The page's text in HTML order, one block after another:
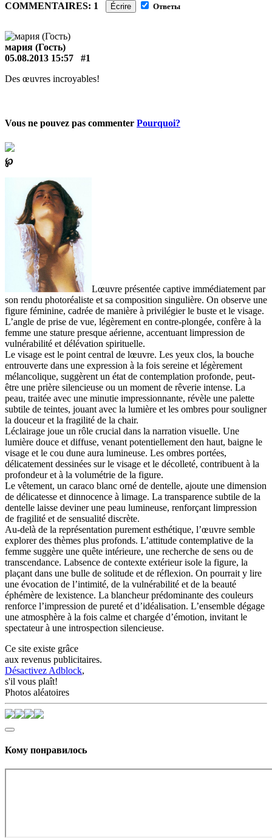
COMMENTAIRES: 1 Écrire Ответы
мария (Гость)
05.08.2013 15:57
#1
Des œuvres incroyables!
Vous ne pouvez pas commenter Pourquoi?
℘
Lœuvre présentée captive immédiatement par
son rendu photoréaliste et sa composition singulière. On observe une
figure féminine, cadrée de manière à privilégier le buste et le visage.
L’angle de prise de vue, légèrement en contre-plongée, confère à la
femme une stature presque aérienne, accentuant limpression de
vulnérabilité et délévation spirituelle.
Le visage est le point central de lœuvre. Les yeux clos, la bouche
entrouverte dans une expression à la fois sereine et légèrement
mélancolique, suggèrent un état de contemplation profonde, peut-
être une prière silencieuse ou un moment de rêverie intense. La
peau, traitée avec une minutie impressionnante, révèle une palette
subtile de teintes, jouant avec la lumière et les ombres pour souligner
la douceur et la fragilité de la chair.
Léclairage joue un rôle crucial dans la narration visuelle. Une
lumière douce et diffuse, venant potentiellement den haut, baigne le
visage et le cou dune aura lumineuse. Les ombres portées,
délicatement dessinées sur le visage et le décolleté, contribuent à la
profondeur et à la volumétrie de la figure.
Le vêtement, un caraco blanc orné de dentelle, ajoute une dimension
de délicatesse et dinnocence à limage. La transparence subtile de la
dentelle laisse deviner une peau lumineuse, renforçant limpression
de fragilité et de sensualité discrète.
Au-delà de la représentation purement esthétique, l’œuvre semble
explorer des thèmes plus profonds. L’attitude contemplative de la
femme suggère une quête intérieure, une recherche de sens ou de
transcendance. Labsence de contexte extérieur isole la figure, la
plaçant dans une bulle de solitude et de réflexion. On pourrait y lire
une évocation de l’intimité, de la vulnérabilité et de la beauté
éphémère de lexistence. La blancheur prédominante des couleurs
renforce l’impression de pureté et d’idéalisation. L’ensemble dégage
une atmosphère à la fois calme et chargée d’émotion, invitant le
spectateur à une introspection silencieuse.
Ce site existe grâce
aux revenus publicitaires.
Désactivez Adblock,
s'il vous plaît!
Photos aléatoires
Кому понравилось